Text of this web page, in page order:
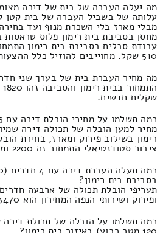
מה יעלה העברה של בית של דירה
עלותה של בשביל העברה של בית קטן
מבלי מארז בלי השכרת מנוף ועד
מחסן בסביבת בית רימון פלוס
510 שקל. מחוייבים להוזיל כלל ההצעות
מה מחיר העברת בית של בערך שני
שקלים חדשים.
כמה תשלמו על מחירי הובלת דירה עם 3 חדרים בעיר בית רימון?
רימון בשילוב פירוק ומארז, בחירת
ציבור סטודנטיאלי התמחור זה 2200 ומקסימום 1520 שקל חדש.
בסביבת בית רימון?
תעריפי הובלת תכולה של ארבעה
ופירוק ושירותי הנפה המחירון הוא 3470 ומקסימום 1790 שקל.